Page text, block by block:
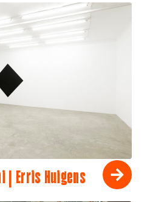
| Erris Huigens